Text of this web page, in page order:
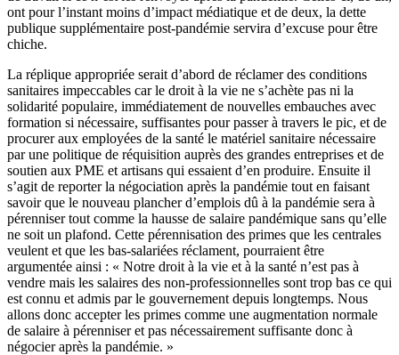
ont pour l’instant moins d’impact médiatique et de deux, la dette
publique supplémentaire post-pandémie servira d’excuse pour être
chiche.
La réplique appropriée serait d’abord de réclamer des conditions
sanitaires impeccables car le droit à la vie ne s’achète pas ni la
solidarité populaire, immédiatement de nouvelles embauches avec
formation si nécessaire, suffisantes pour passer à travers le pic, et de
procurer aux employées de la santé le matériel sanitaire nécessaire
par une politique de réquisition auprès des grandes entreprises et de
soutien aux PME et artisans qui essaient d’en produire. Ensuite il
s’agit de reporter la négociation après la pandémie tout en faisant
savoir que le nouveau plancher d’emplois dû à la pandémie sera à
pérenniser tout comme la hausse de salaire pandémique sans qu’elle
ne soit un plafond. Cette pérennisation des primes que les centrales
veulent et que les bas-salariées réclament, pourraient être
argumentée ainsi : « Notre droit à la vie et à la santé n’est pas à
vendre mais les salaires des non-professionnelles sont trop bas ce qui
est connu et admis par le gouvernement depuis longtemps. Nous
allons donc accepter les primes comme une augmentation normale
de salaire à pérenniser et pas nécessairement suffisante donc à
négocier après la pandémie. »